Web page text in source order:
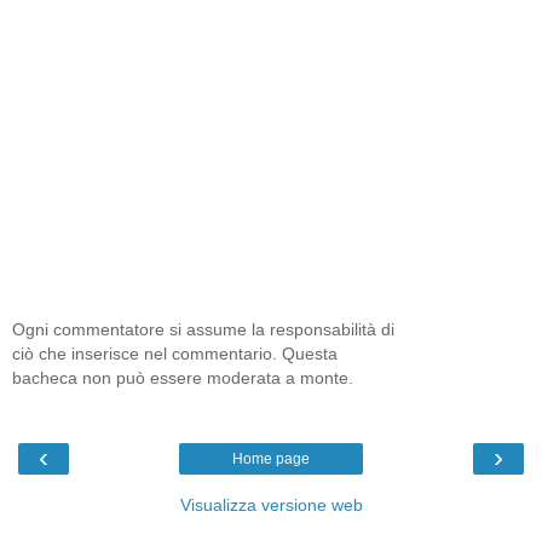
Ogni commentatore si assume la responsabilità di
ciò che inserisce nel commentario. Questa
bacheca non può essere moderata a monte.
‹ ›
Home page
Visualizza versione web